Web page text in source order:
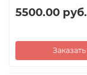
5500.00 руб.
Заказать